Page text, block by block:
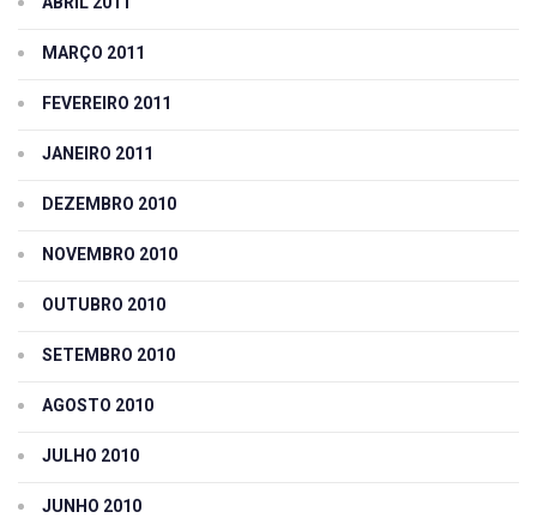
MARÇO 2011
FEVEREIRO 2011
JANEIRO 2011
DEZEMBRO 2010
NOVEMBRO 2010
OUTUBRO 2010
SETEMBRO 2010
AGOSTO 2010
JULHO 2010
JUNHO 2010